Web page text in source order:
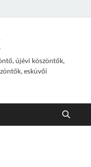
újévi köszöntők,
esküvői